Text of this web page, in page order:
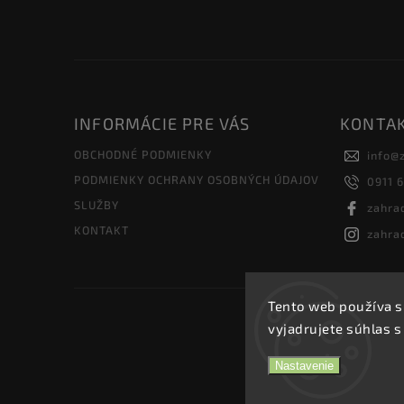
Tento web používa
vyjadrujete súhlas
Nastavenie
INFORMÁCIE PRE VÁS
OBCHODNÉ PODMIENKY
PODMIENKY OCHRANY OSOBNÝCH ÚDAJOV
SLUŽBY
KONTAKT
info@
0911